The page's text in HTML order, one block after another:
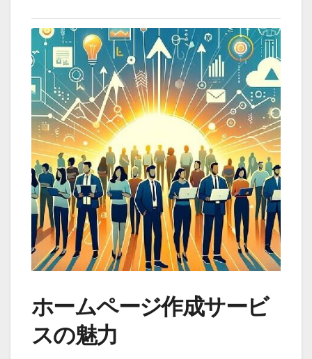
ホームページ作成サービ
スの魅力